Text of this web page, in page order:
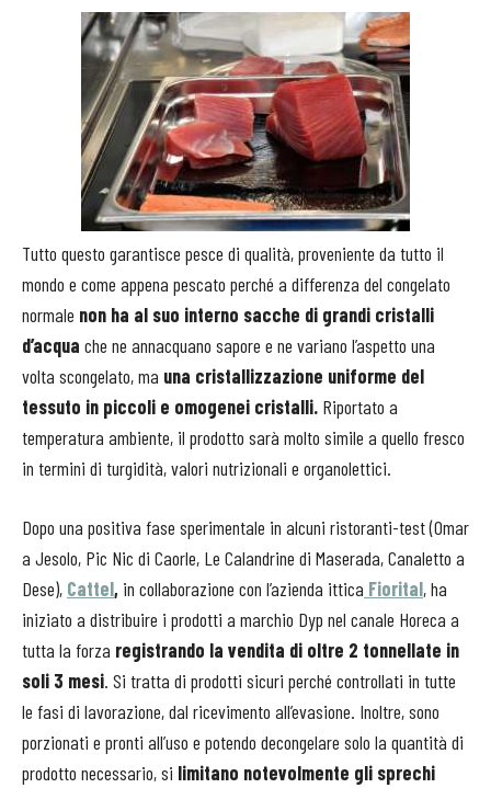
Tutto questo garantisce pesce di qualità, proveniente da tutto il
mondo e come appena pescato perché a differenza del congelato
normale non ha al suo interno sacche di grandi cristalli
d’acqua che ne annacquano sapore e ne variano l’aspetto una
volta scongelato, ma una cristallizzazione uniforme del
tessuto in piccoli e omogenei cristalli. Riportato a
temperatura ambiente, il prodotto sarà molto simile a quello fresco
in termini di turgidità, valori nutrizionali e organolettici.
Dopo una positiva fase sperimentale in alcuni ristoranti-test (Omar
a Jesolo, Pic Nic di Caorle, Le Calandrine di Maserada, Canaletto a
Dese), Cattel, in collaborazione con l’azienda ittica Fiorital, ha
iniziato a distribuire i prodotti a marchio Dyp nel canale Horeca a
tutta la forza registrando la vendita di oltre 2 tonnellate in
soli 3 mesi. Si tratta di prodotti sicuri perché controllati in tutte
le fasi di lavorazione, dal ricevimento all’evasione. Inoltre, sono
porzionati e pronti all’uso e potendo decongelare solo la quantità di
prodotto necessario, si limitano notevolmente gli sprechi